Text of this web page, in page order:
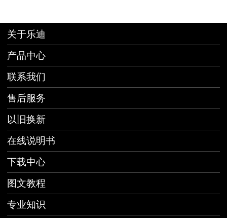
关于乐迪
产品中心
联系我们
售后服务
以旧换新
在线说明书
下载中心
图文教程
专业知识